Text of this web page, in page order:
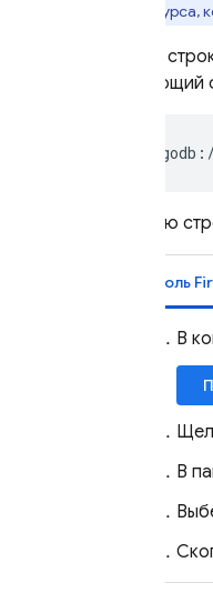
имя
Точная
следующий
mongodb :
Базовую
Консоль
В
В